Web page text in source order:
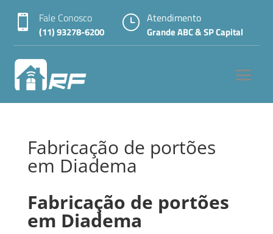
 Fale Conosco
(11) 93278-6200
} Atendimento
Grande ABC & SP Capital
Fabricação de portões
em Diadema
Fabricação de portões
em Diadema